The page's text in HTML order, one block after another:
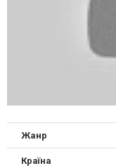
Жанр
Країна